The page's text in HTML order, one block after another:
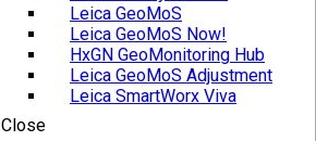
Leica GeoMoS
Leica GeoMoS Now!
HxGN GeoMonitoring Hub
Leica GeoMoS Adjustment
Leica SmartWorx Viva
Close